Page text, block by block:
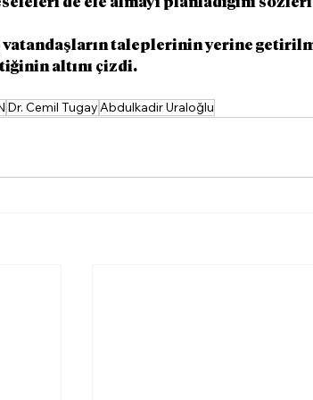
vatandaşların taleplerinin yerine
altını çizdi.
Dr. Cemil TugayAbdulkadir Uraloğlu